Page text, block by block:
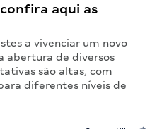
aqui as
a vivenciar um novo
abertura de diversos
são altas, com
diferentes níveis de